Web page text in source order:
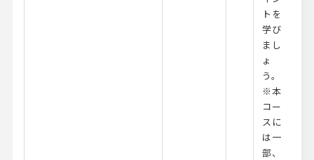
トを
学び
まし
ょ
う。
※本
コー
スに
は一
部、